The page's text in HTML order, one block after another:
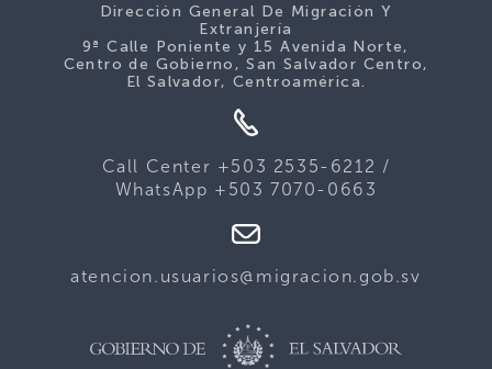
Dirección General De Migración Y
Extranjería
9ª Calle Poniente y 15 Avenida Norte,
Centro de Gobierno, San Salvador Centro,
El Salvador, Centroamérica.
Call Center +503 2535-6212 /
WhatsApp +503 7070-0663
atencion.usuarios@migracion.gob.sv